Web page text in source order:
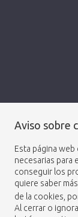
© 2026 -
Aviso sobre
Esta página
necesarias para
conseguir los
quiere saber
de la cookies,
Al cerrar o